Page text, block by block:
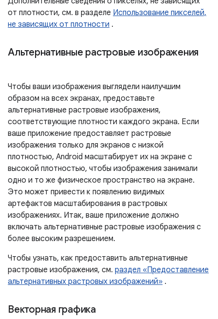
от плотности, см. в разделе Использование пикселей,
не зависящих от плотности .
Альтернативные растровые изображения
Чтобы ваши изображения выглядели наилучшим
образом на всех экранах, предоставьте
альтернативные растровые изображения,
соответствующие плотности каждого экрана. Если
ваше приложение предоставляет растровые
изображения только для экранов с низкой
плотностью, Android масштабирует их на экране с
высокой плотностью, чтобы изображения занимали
одно и то же физическое пространство на экране.
Это может привести к появлению видимых
артефактов масштабирования в растровых
изображениях. Итак, ваше приложение должно
включать альтернативные растровые изображения с
более высоким разрешением.
Чтобы узнать, как предоставить альтернативные
растровые изображения, см. раздел «Предоставление
альтернативных растровых изображений» .
Векторная графика